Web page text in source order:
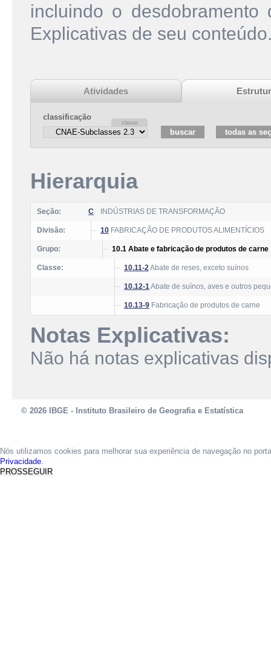
incluindo o
Explicativas de seu
Atividades
classificação
Hierarquia
Seção: C INDÚSTRIAS DE TRANSFORMAÇÃO
Divisão: 10 FABRICAÇÃO DE PRODUTOS ALIMENTÍCIOS
Grupo: 10.1 Abate e fabricação de produtos de carne
Classe: 10.11-2Abate de reses, exceto suínos
10.12-1Abate de suínos, aves e outros
10.13-9 Fabricação de produtos de carne
Notas Explicativas:
Não há notas explicativas
© 2026 IBGE - Instituto Brasileiro de Geografia e Estatística
Nós utilizamos cookies para melhorar sua experiência de navegação no
Privacidade.
PROSSEGUIR